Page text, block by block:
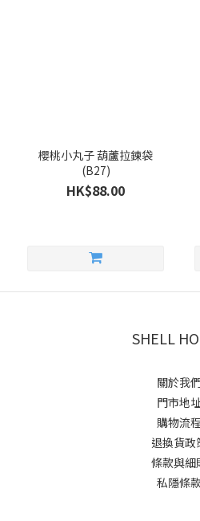
櫻桃小丸子 葫蘆拉鍊袋
(B27)
HK$88.00
SHELL
關於我
門市地
購物流程
退換貨政
條款與細
私隱條